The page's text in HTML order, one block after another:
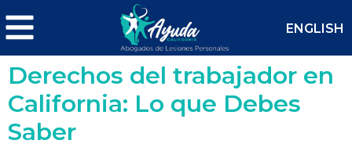
ENGLISH
Derechos del trabajador en
California: Lo que Debes
Saber